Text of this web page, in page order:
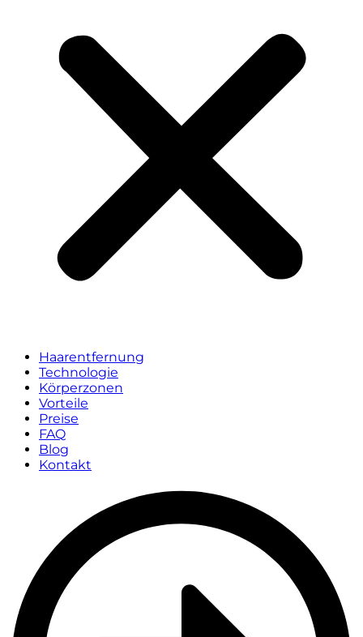
Haarentfernung
Technologie
Körperzonen
Vorteile
Preise
FAQ
Blog
Kontakt